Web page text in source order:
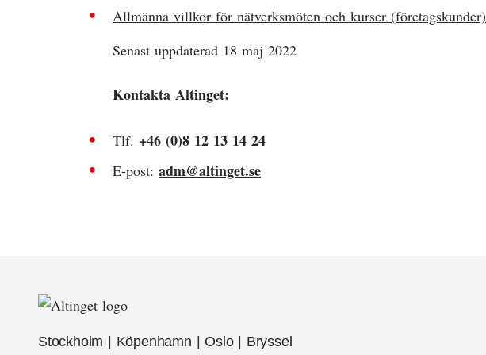
Allmänna villkor för nätverksmöten och kurser (företagskunder)
Senast uppdaterad 18 maj 2022
Kontakta Altinget:
Tlf. +46 (0)8 12 13 14 24
E-post: adm@altinget.se
Stockholm | Köpenhamn | Oslo | Bryssel